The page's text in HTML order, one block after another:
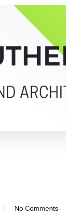
No Comments